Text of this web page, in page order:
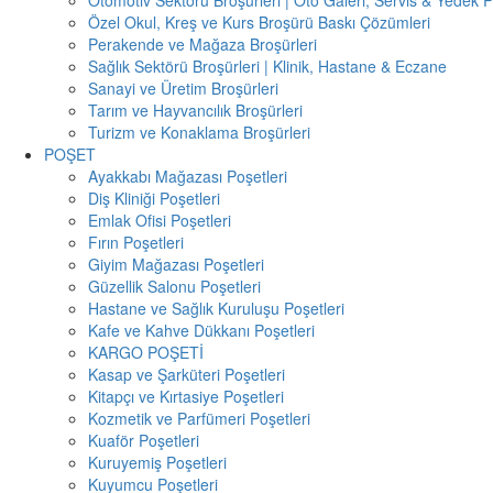
Özel Okul, Kreş ve Kurs Broşürü Baskı Çözümleri
Perakende ve Mağaza Broşürleri
Sağlık Sektörü Broşürleri | Klinik, Hastane & Eczane
Sanayi ve Üretim Broşürleri
Tarım ve Hayvancılık Broşürleri
Turizm ve Konaklama Broşürleri
POŞET
Ayakkabı Mağazası Poşetleri
Diş Kliniği Poşetleri
Emlak Ofisi Poşetleri
Fırın Poşetleri
Giyim Mağazası Poşetleri
Güzellik Salonu Poşetleri
Hastane ve Sağlık Kuruluşu Poşetleri
Kafe ve Kahve Dükkanı Poşetleri
KARGO POŞETİ
Kasap ve Şarküteri Poşetleri
Kitapçı ve Kırtasiye Poşetleri
Kozmetik ve Parfümeri Poşetleri
Kuaför Poşetleri
Kuruyemiş Poşetleri
Kuyumcu Poşetleri